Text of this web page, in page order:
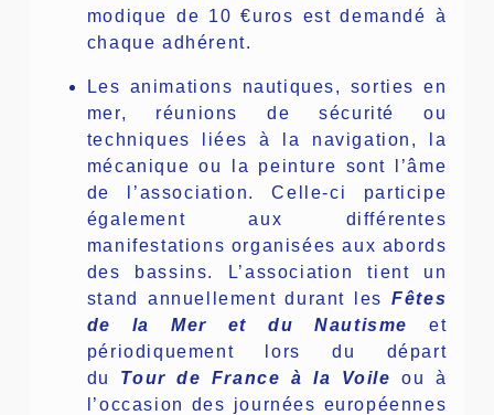
modique de 10 €uros est demandé à
chaque adhérent.
Les animations nautiques, sorties en
mer, réunions de sécurité ou
techniques liées à la navigation, la
mécanique ou la peinture sont l’âme
de l’association. Celle-ci participe
également aux différentes
manifestations organisées aux abords
des bassins. L’association tient un
stand annuellement durant les
Fêtes
de la Mer et du Nautisme
et
périodiquement lors du départ
du
Tour de France à la Voile
ou à
l’occasion des journées européennes